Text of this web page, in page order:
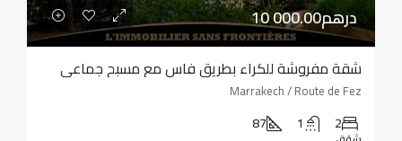
10 000.00درهم
شقة مفروشة للكراء بطريق فاس مع مسبح جماعي
Marrakech / Route de Fez
2
1
87